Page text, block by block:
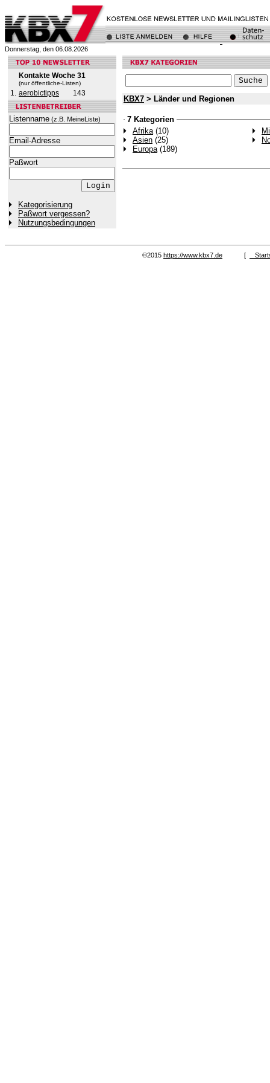
Donnerstag, den 06.08.2026
Kontakte Woche 31
(nur öffentliche-Listen)
1. aerobictipps 143
Listenname (z.B. MeineListe)
Email-Adresse
Paßwort
Kategorisierung
Paßwort vergessen?
Nutzungsbedingungen
KBX7 > Länder und Regionen
7 Kategorien
Afrika(10)
Asien (25)
Europa(189)
©2015 https://www.kbx7.de [